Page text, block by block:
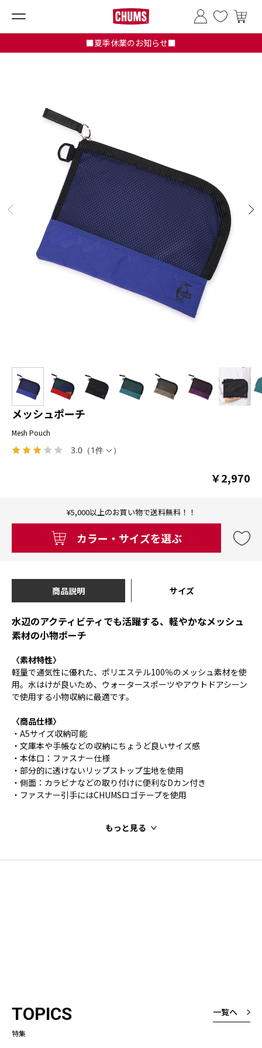
■夏季休業のお知らせ■
3.0 （1件 ）
メッシュポーチ
Mesh Pouch
￥2,970
¥5,000以上のお買い物で送料無料！！
カラー・サイズを選ぶ
商品説明 サイズ
水辺のアクティビティでも活躍する、軽やかなメッシュ
素材の小物ポーチ
〈素材特性〉
軽量で通気性に優れた、ポリエステル100％のメッシュ素材を使
用。水はけが良いため、ウォータースポーツやアウトドアシーン
で使用する小物収納に最適です。
〈商品仕様〉
・A5サイズ収納可能
・文庫本や手帳などの収納にちょうど良いサイズ感
・本体口：ファスナー仕様
・部分的に透けないリップストップ生地を使用
・側面：カラビナなどの取り付けに便利なDカン付き
・ファスナー引手にはCHUMSロゴテープを使用
もっと見る
TOPICS
特集
一覧へ